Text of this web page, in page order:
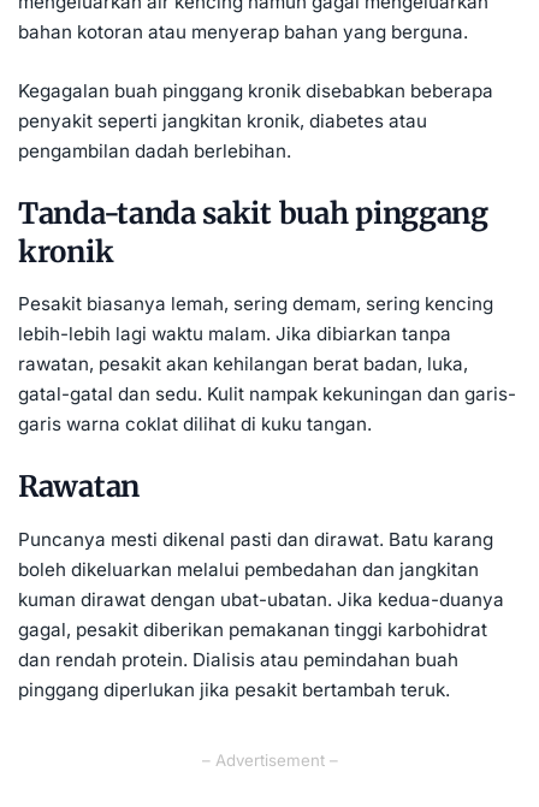
bahan kotoran atau menyerap bahan yang berguna.
Kegagalan buah pinggang kronik disebabkan beberapa
penyakit seperti jangkitan kronik, diabetes atau
pengambilan dadah berlebihan.
Tanda-tanda sakit buah pinggang
kronik
Pesakit biasanya lemah, sering demam, sering kencing
lebih-lebih lagi waktu malam. Jika dibiarkan tanpa
rawatan, pesakit akan kehilangan berat badan, luka,
gatal-gatal dan sedu. Kulit nampak kekuningan dan garis-
garis warna coklat dilihat di kuku tangan.
Rawatan
Puncanya mesti dikenal pasti dan dirawat. Batu karang
boleh dikeluarkan melalui pembedahan dan jangkitan
kuman dirawat dengan ubat-ubatan. Jika kedua-duanya
gagal, pesakit diberikan pemakanan tinggi karbohidrat
dan rendah protein. Dialisis atau pemindahan buah
pinggang diperlukan jika pesakit bertambah teruk.
– Advertisement –